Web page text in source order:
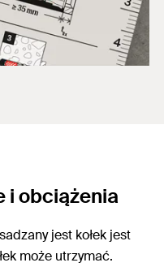
i obciążenia
jest kołek jest
może utrzymać.